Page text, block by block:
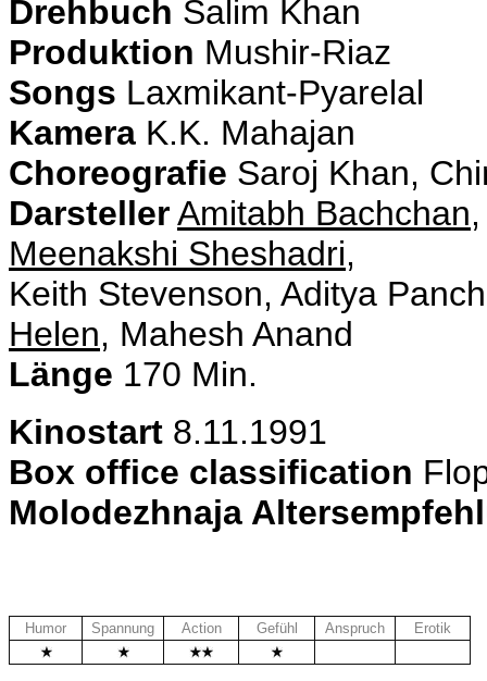
Drehbuch Salim Khan
Produktion Mushir-Riaz
Songs Laxmikant-Pyarelal
Kamera K.K. Mahajan
Choreografie Saroj Khan,
DarstellerAmitabh Bachchan
Meenakshi Sheshadri,
Keith Stevenson, Aditya
Helen, Mahesh Anand
Länge 170 Min.
Kinostart 8.11.1991
Box office classification
Molodezhnaja
Humor Spannung Action Gefühl Anspruch
Erotik